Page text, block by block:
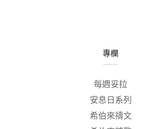
專欄
每週妥拉
安息日系列
希伯來禱文